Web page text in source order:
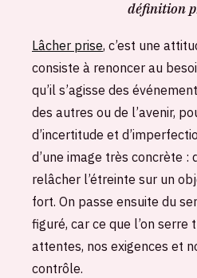
définition
Lâcher prise, c’est une
consiste à renoncer au
qu’il s’agisse des
des autres ou de l’avenir,
d’incertitude et
d’une image très concrète :
relâcher l’étreinte sur un
fort. On passe ensuite du
figuré, car ce que l’on serre
attentes, nos exigences et
contrôle.